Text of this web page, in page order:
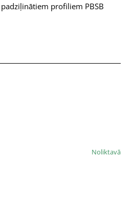
profiliem PBSB
Noliktavā